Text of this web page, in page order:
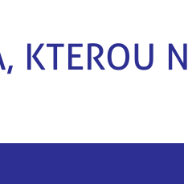
KTEROU